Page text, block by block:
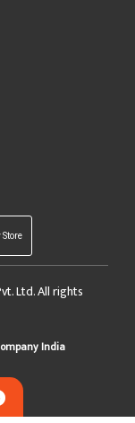
Store
Ltd. All rights
India